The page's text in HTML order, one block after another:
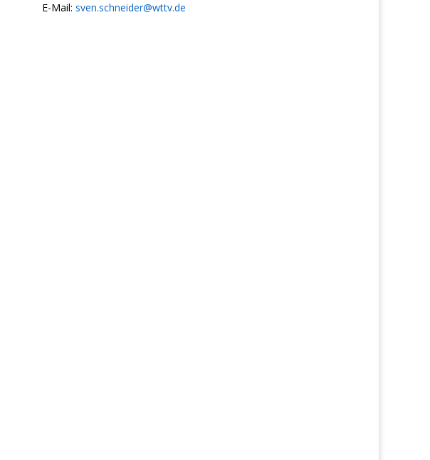
E-Mail: sven.schneider@wttv.de